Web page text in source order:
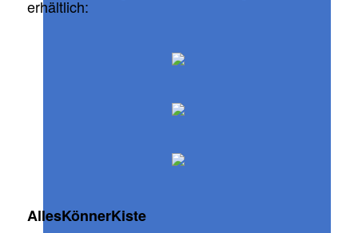
erhältlich:
AllesKönnerKiste